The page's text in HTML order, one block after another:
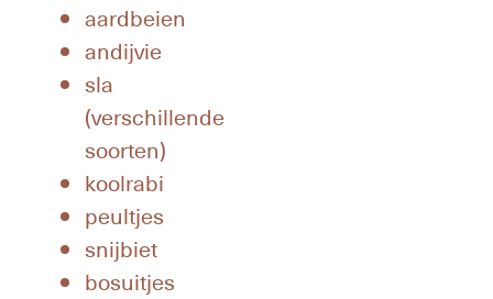
aardbeien
andijvie
sla
(verschillende
soorten)
koolrabi
peultjes
snijbiet
bosuitjes